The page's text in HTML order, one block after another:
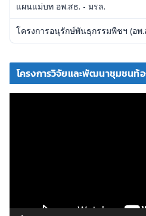
แผนแม่บท อพ.สธ. - มรล.
โครงการอนุรักษ์พันธุกรรมพืชฯ (อพ.
โครงการวิจัยและพัฒนาชุมชน